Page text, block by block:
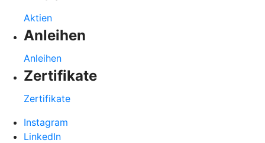
Aktien
Anleihen
Anleihen
Zertifikate
Zertifikate
Instagram
LinkedIn